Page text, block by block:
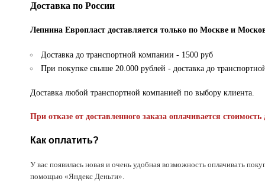
Доставка по России
Лепнина Европласт доставляется только по Москве и
Доставка до транспортной компании - 1500 руб
При покупке свыше 20.000 рублей - доставка до
Доставка любой транспортной компанией по выбору клиента.
При отказе от доставленного заказа оплачивается стоимость
Как оплатить?
У вас появилась новая и очень удобная возможность оплачивать
помощью «Яндекс Деньги».